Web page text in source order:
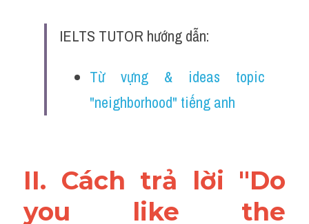
IELTS TUTOR hướng dẫn:
Từ vựng & ideas topic
"neighborhood" tiếng anh
II. Cách trả lời "Do
you like the